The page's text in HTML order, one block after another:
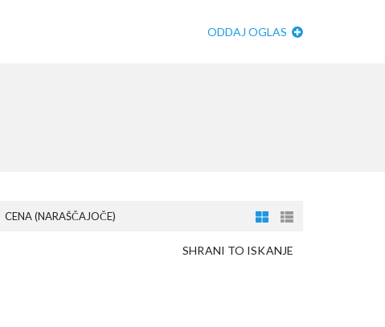
ODDAJ OGLAS
CENA (NARAŠČAJOČE)
SHRANI TO ISKANJE